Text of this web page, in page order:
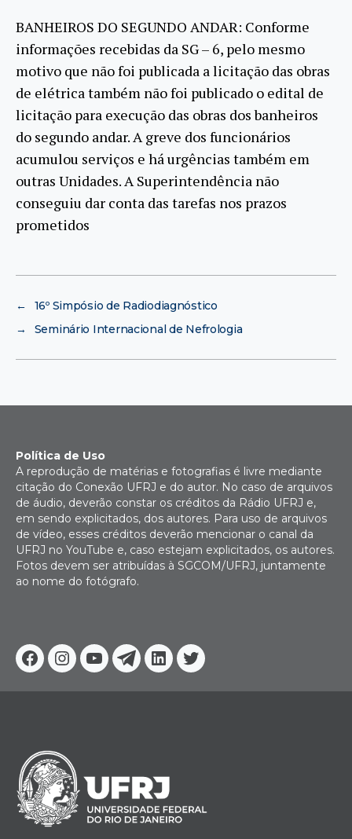
BANHEIROS DO SEGUNDO ANDAR: Conforme
informações recebidas da SG – 6, pelo mesmo
motivo que não foi publicada a licitação das obras
de elétrica também não foi publicado o edital de
licitação para execução das obras dos banheiros
do segundo andar. A greve dos funcionários
acumulou serviços e há urgências também em
outras Unidades. A Superintendência não
conseguiu dar conta das tarefas nos prazos
prometidos
←
16º Simpósio de Radiodiagnóstico
→
Seminário Internacional de Nefrologia
Facebook
Instagram
YoutubeTelegram
Linkedin
Twitter
Política de Uso
A reprodução de matérias e fotografias é livre mediante
citação do Conexão UFRJ e do autor. No caso de arquivos
de áudio, deverão constar os créditos da Rádio UFRJ e,
em sendo explicitados, dos autores. Para uso de arquivos
de vídeo, esses créditos deverão mencionar o canal da
UFRJ no YouTube e, caso estejam explicitados, os autores.
Fotos devem ser atribuídas à SGCOM/UFRJ, juntamente
ao nome do fotógrafo.